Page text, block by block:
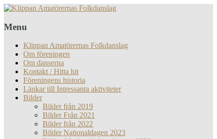
Menu
Klippan Amatörernas Folkdanslag
Om föreningen
Om danserna
Kontakt / Hitta hit
Föreningens historia
Länkar till Intressanta aktiviteter
Bilder
Bilder från 2019
Bilder Från 2021
Bilder från 2022
Bilder Nationaldagen 2023